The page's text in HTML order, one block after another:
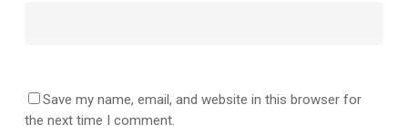
Save my name, email, and website in this browser for
the next time I comment.